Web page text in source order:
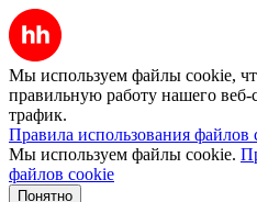
Мы используем файлы cookie,
правильную работу нашего веб-
трафик.
Правила использования файлов
Мы используем файлы cookie.
файлов cookie
Понятно